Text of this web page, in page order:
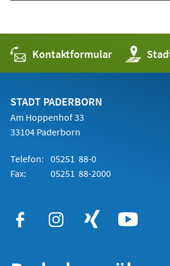
Kontaktformular (Öffnet
in
einem
STADT PADERBORN
Am Hoppenhof 33
33104 Paderborn
Telefon: 05251 88-0
Fax:
05251 88-2000